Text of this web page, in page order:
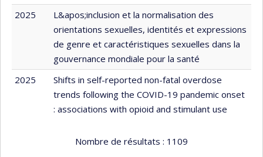
2025
L&apos;inclusion et la normalisation des
orientations sexuelles, identités et expressions
de genre et caractéristiques sexuelles dans la
gouvernance mondiale pour la santé
2025
Shifts in self-reported non-fatal overdose
trends following the COVID-19 pandemic onset
: associations with opioid and stimulant use
Nombre de résultats : 1109